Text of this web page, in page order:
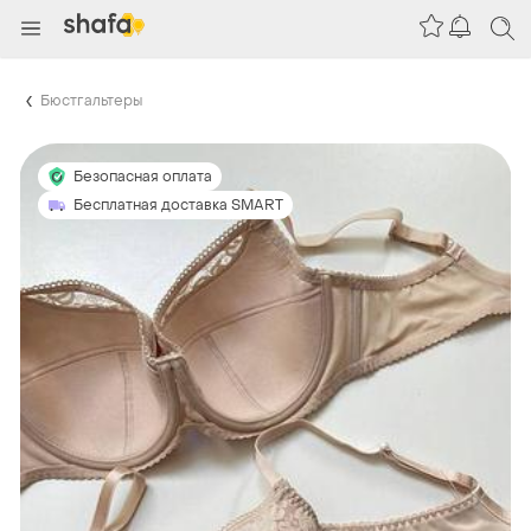
Бюстгальтеры
Безопасная оплата
Бесплатная доставка SMART